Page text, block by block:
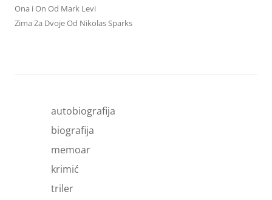
Ona i On Od Mark Levi
Zima Za Dvoje Od Nikolas Sparks
autobiografija
biografija
memoar
krimić
triler